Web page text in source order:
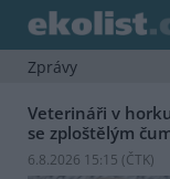
Zprávy
Veterináři v
se zploštělým
6.8.2026 15:15 (ČTK)